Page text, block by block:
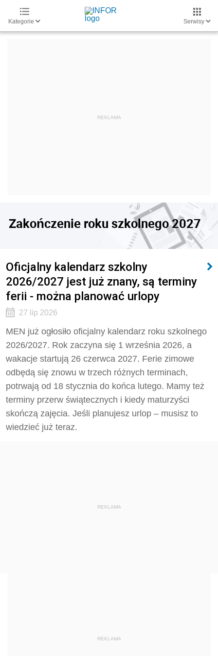
Kategorie Serwisy
Zakończenie roku szkolnego 2027
Oficjalny kalendarz szkolny
2026/2027 jest już znany, są terminy
ferii - można planować urlopy
27 lip 2026
MEN już ogłosiło oficjalny kalendarz roku szkolnego
2026/2027. Rok zaczyna się 1 września 2026, a
wakacje startują 26 czerwca 2027. Ferie zimowe
odbędą się znowu w trzech różnych terminach,
potrwają od 18 stycznia do końca lutego. Mamy też
terminy przerw świątecznych i kiedy maturzyści
skończą zajęcia. Jeśli planujesz urlop – musisz to
wiedzieć już teraz.
REKLAMA
REKLAMA